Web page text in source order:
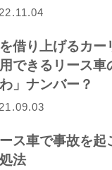
借り上げるカー
できるリース車
わ」ナンバー？
ス車で事故を起
法